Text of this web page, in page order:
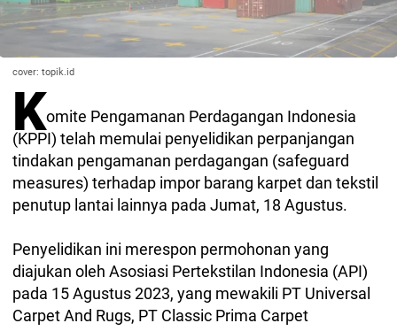
cover: topik.id
Komite Pengamanan Perdagangan Indonesia
(KPPI) telah memulai penyelidikan perpanjangan
tindakan pengamanan perdagangan (safeguard
measures) terhadap impor barang karpet dan tekstil
penutup lantai lainnya pada Jumat, 18 Agustus.
Penyelidikan ini merespon permohonan yang
diajukan oleh Asosiasi Pertekstilan Indonesia (API)
pada 15 Agustus 2023, yang mewakili PT Universal
Carpet And Rugs, PT Classic Prima Carpet